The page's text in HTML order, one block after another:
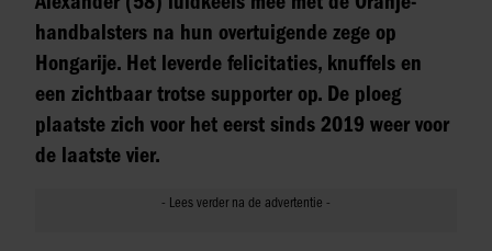
handbalsters na hun overtuigende zege op
Hongarije. Het leverde felicitaties, knuffels en
een zichtbaar trotse supporter op. De ploeg
plaatste zich voor het eerst sinds 2019 weer voor
de laatste vier.